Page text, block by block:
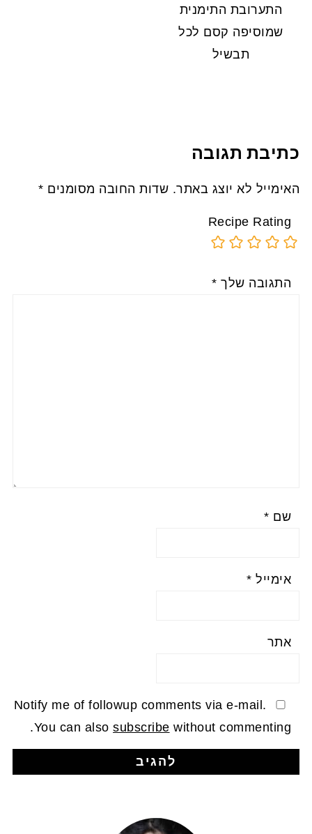
התערובת התימנית
שמוסיפה קסם לכל
תבשיל
כתיבת תגובה
האימייל לא יוצג באתר. שדות החובה מסומנים *
Recipe Rating
התגובה שלך *
שם *
אימייל *
אתר
Notify me of followup comments via e-mail.
You can alsosubscribe without commenting.